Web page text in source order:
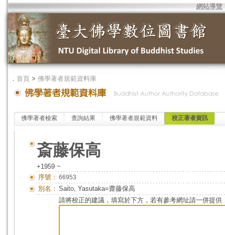
網站導覽
． 首頁 > 佛學著者規範資料庫
佛學著者檢索 查詢結果 佛學著者規範資料 校正著者資訊
斎藤保高
+1959 ~
序號： 66953
別名： Saito, Yasutaka=齋藤保高
請將校正的建議，填寫於下方，若有參考網址請一併提供